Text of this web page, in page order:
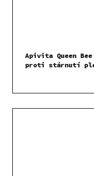
Apivita Queen
proti stárnutí